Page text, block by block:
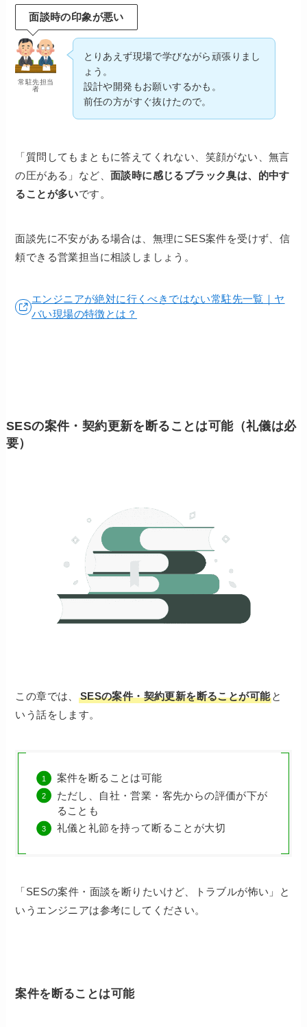
面談時の印象が悪い
常駐先担当
者
とりあえず現場で学びながら頑張りまし
ょう。
設計や開発もお願いするかも。
前任の方がすぐ抜けたので。
「質問してもまともに答えてくれない、笑顔がない、無言
の圧がある」など、面談時に感じるブラック臭は、的中す
ることが多いです。
面談先に不安がある場合は、無理にSES案件を受けず、信
頼できる営業担当に相談しましょう。
エンジニアが絶対に行くべきではない常駐先一覧｜ヤ
バい現場の特徴とは？
SESの案件・契約更新を断ることは可能（礼儀は必
要）
この章では、 SESの案件・契約更新を断ることが可能 と
いう話をします。
案件を断ることは可能
ただし、自社・営業・客先からの評価が下が
ることも
礼儀と礼節を持って断ることが大切
「SESの案件・面談を断りたいけど、トラブルが怖い」と
いうエンジニアは参考にしてください。
案件を断ることは可能